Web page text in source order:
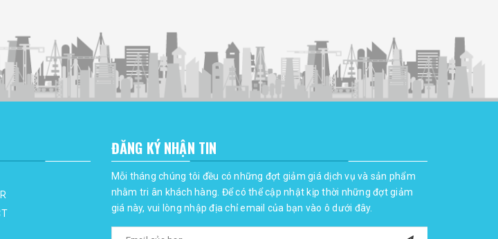
ĐĂNG KÝ NHẬN TIN
Mỗi tháng chúng tôi đều có những đợt giảm giá dịch vụ và sản phẩm
nhằm tri ân khách hàng. Để có thể cập nhật kịp thời những đợt giảm
giá này, vui lòng nhập địa chỉ email của bạn vào ô dưới đây.